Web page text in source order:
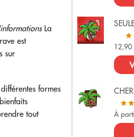
La
est
sur
formes
tout
12,90
À